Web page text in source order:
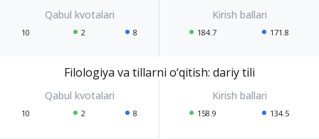
10 2 8 184.7 171.8
Filologiya va tillarni o‘qitish: dariy tili
10 2 8 158.9 134.5